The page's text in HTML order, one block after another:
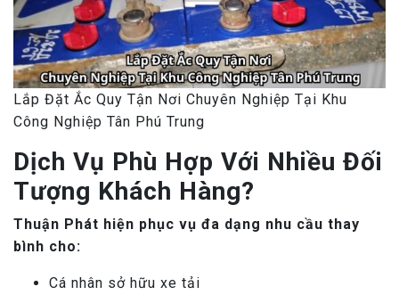
Lắp Đặt Ắc Quy Tận Nơi Chuyên Nghiệp Tại Khu
Công Nghiệp Tân Phú Trung
Dịch Vụ Phù Hợp Với Nhiều Đối
Tượng Khách Hàng?
Thuận Phát hiện phục vụ đa dạng nhu cầu thay
bình cho:
Cá nhân sở hữu xe tải